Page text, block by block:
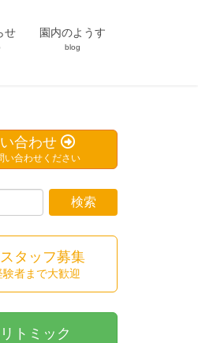
せ 園内のようす
blog
合わせ
い合わせください
タッフ募集
験者まで大歓迎
トミック